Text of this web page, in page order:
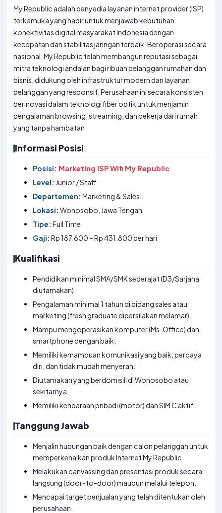
My Republic adalah penyedia layanan internet provider (ISP)
terkemuka yang hadir untuk menjawab kebutuhan
konektivitas digital masyarakat Indonesia dengan
kecepatan dan stabilitas jaringan terbaik. Beroperasi secara
nasional, My Republic telah membangun reputasi sebagai
mitra teknologi andalan bagi ribuan pelanggan rumahan dan
bisnis, didukung oleh infrastruktur modern dan layanan
pelanggan yang responsif. Perusahaan ini secara konsisten
berinovasi dalam teknologi fiber optik untuk menjamin
pengalaman browsing, streaming, dan bekerja dari rumah
yang tanpa hambatan.
Informasi Posisi
Posisi: Marketing ISP Wifi My Republic
Level: Junior / Staff
Departemen: Marketing & Sales
Lokasi: Wonosobo, Jawa Tengah
Tipe: Full Time
Gaji: Rp 187.600 – Rp 431.800 per hari
Kualifikasi
Pendidikan minimal SMA/SMK sederajat (D3/Sarjana
diutamakan).
Pengalaman minimal 1 tahun di bidang sales atau
marketing (fresh graduate dipersilakan melamar).
Mampu mengoperasikan komputer (Ms. Office) dan
smartphone dengan baik.
Memiliki kemampuan komunikasi yang baik, percaya
diri, dan tidak mudah menyerah.
Diutamakan yang berdomisili di Wonosobo atau
sekitarnya.
Memiliki kendaraan pribadi (motor) dan SIM C aktif.
Tanggung Jawab
Menjalin hubungan baik dengan calon pelanggan untuk
memperkenalkan produk Internet My Republic.
Melakukan canvassing dan presentasi produk secara
langsung (door-to-door) maupun melalui telepon.
Mencapai target penjualan yang telah ditentukan oleh
perusahaan.